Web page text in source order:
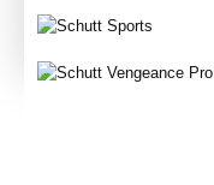
Bildergalerie überspringen